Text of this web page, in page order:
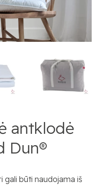
antklodė
Dun®
gali būti naudojama iš